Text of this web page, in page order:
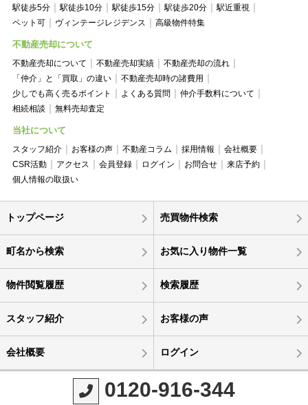
駅徒歩5分 駅徒歩10分 駅徒歩15分 駅徒歩20分
駅近重視
ペット可
ヴィンテージレジデンス 高級物件特集
不動産売却について
不動産売却について 不動産売却実績
不動産売却の流れ
「仲介」と「買取」の違い
不動産売却時の諸費用
少しでも高く売るポイント
よくある質問
仲介手数料について
相続相談
無料売却査定
当社について
スタッフ紹介 お客様の声 不動産コラム 採用情報
会社概要
CSR活動
アクセス 会員登録 ログイン お問合せ
来店予約
個人情報の取扱い
トップページ 売買物件検索
町名から検索 お気に入り物件一覧
物件閲覧履歴 検索履歴
スタッフ紹介 お客様の声
会社概要 ログイン
0120-916-344